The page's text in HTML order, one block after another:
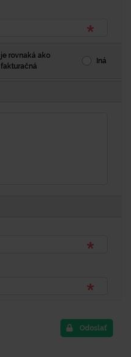
je rovnaká ako
fakturačná
Iná
Odoslať